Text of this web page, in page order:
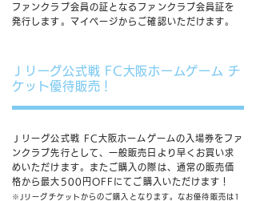
ファンクラブ会員の証となるファンクラブ会員証を
発行します。マイページからご確認いただけます。
Ｊリーグ公式戦 FC大阪ホームゲーム チ
ケット優待販売！
Ｊリーグ公式戦 FC大阪ホームゲームの入場券をファ
ンクラブ先行として、一般販売日より早くお買い求
めいただけます。
またご購入の際は、通常の販売価
格から最大500円OFFにてご購入いただけます！
※Jリーグチケットからのご購入となります。なお優待販売は1